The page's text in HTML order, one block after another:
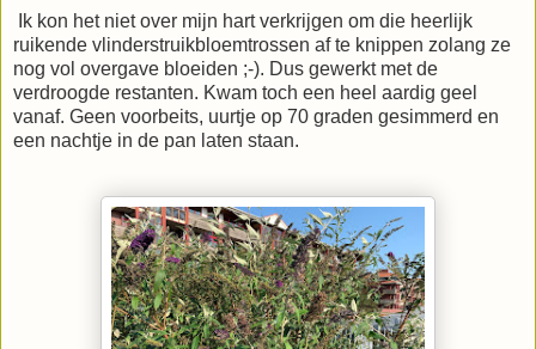
Ik kon het niet over mijn hart verkrijgen om die heerlijk
ruikende vlinderstruikbloemtrossen af te knippen zolang ze
nog vol overgave bloeiden ;-). Dus gewerkt met de
verdroogde restanten. Kwam toch een heel aardig geel
vanaf. Geen voorbeits, uurtje op 70 graden gesimmerd en
een nachtje in de pan laten staan.